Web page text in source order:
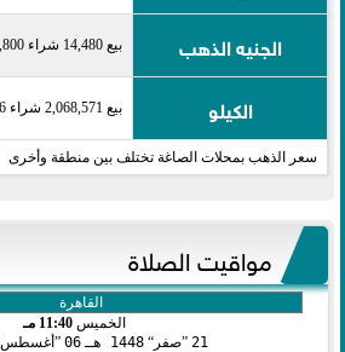
الجنيه الذهب بيع 14,480 شراء 14,800
الكيلو بيع 2,068,571 شراء 2,114,286
سعر الذهب بمحلات الصاغة تختلف بين منطقة وأخرى
مواقيت الصلاة
الخميس11:40 مـ
21
صفر 1448 هـ 06 أغسطس